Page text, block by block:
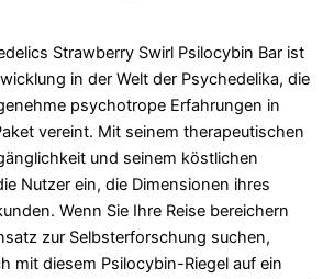
Strawberry Swirl Psilocybin Bar ist
in der Welt der Psychedelika, die
psychotrope Erfahrungen in
vereint. Mit seinem therapeutischen
und seinem köstlichen
Nutzer ein, die Dimensionen ihres
Wenn Sie Ihre Reise bereichern
zur Selbsterforschung suchen,
mit diesem Psilocybin-Riegel auf ein